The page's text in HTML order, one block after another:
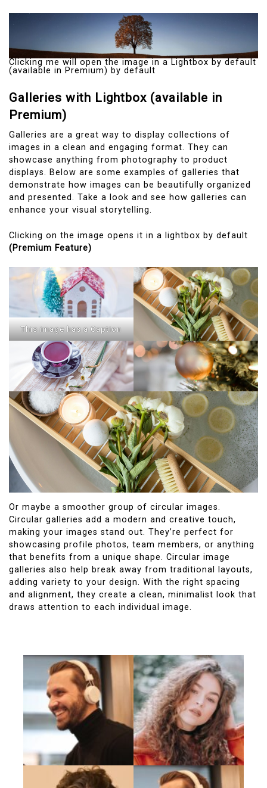
Clicking me will open the image in a Lightbox by default
(available in Premium) by default
Galleries with Lightbox (available in
Premium)
Galleries are a great way to display collections of
images in a clean and engaging format. They can
showcase anything from photography to product
displays. Below are some examples of galleries that
demonstrate how images can be beautifully organized
and presented. Take a look and see how galleries can
enhance your visual storytelling.
Clicking on the image opens it in a lightbox by default
(Premium Feature)
This image has a Caption
Or maybe a smoother group of circular images.
Circular galleries add a modern and creative touch,
making your images stand out. They’re perfect for
showcasing profile photos, team members, or anything
that benefits from a unique shape. Circular image
galleries also help break away from traditional layouts,
adding variety to your design. With the right spacing
and alignment, they create a clean, minimalist look that
draws attention to each individual image.